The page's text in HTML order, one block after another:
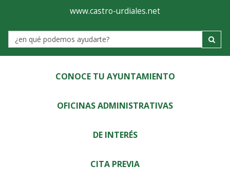
Ayuntamiento
de
Castro-
Urdiales
www.castro-urdiales.net
Label
CONOCE TU AYUNTAMIENTO
OFICINAS ADMINISTRATIVAS
DE INTERÉS
CITA PREVIA